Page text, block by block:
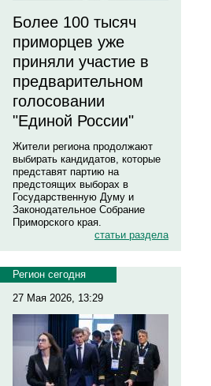
Более 100 тысяч
приморцев уже
приняли участие в
предварительном
голосовании
"Единой России"
Жители региона продолжают
выбирать кандидатов, которые
представят партию на
предстоящих выборах в
Государственную Думу и
Законодательное Собрание
Приморского края.
статьи раздела
Регион сегодня
27 Мая 2026, 13:29